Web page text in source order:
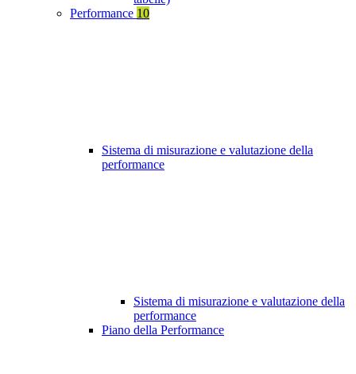
Performance 10
Sistema di misurazione e valutazione della
performance
Sistema di misurazione e valutazione della
performance
Piano della Performance